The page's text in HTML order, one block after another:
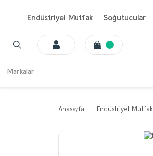
Endüstriyel Mutfak Soğutucular
Markalar
Anasayfa Endüstriyel Mutfak